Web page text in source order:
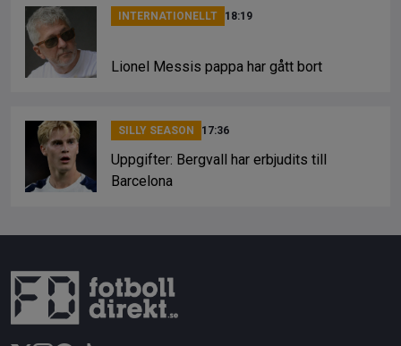
INTERNATIONELLT 18:19
Lionel Messis pappa har gått bort
SILLY SEASON 17:36
Uppgifter: Bergvall har erbjudits till
Barcelona